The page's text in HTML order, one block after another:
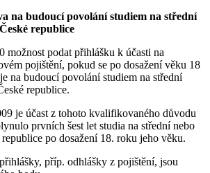
na budoucí povolání studiem na střední
republice
možnost podat přihlášku k účasti na
pojištění, pokud se po dosažení věku 18
na budoucí povolání studiem na střední
republice.
je účast z tohoto kvalifikovaného důvodu
prvních šest let studia na střední nebo
po dosažení 18. roku jeho věku.
příp. odhlášky z pojištění, jsou